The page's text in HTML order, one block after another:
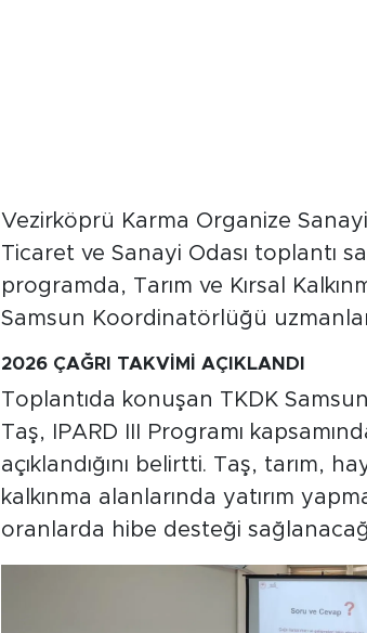
Vezirköprü Karma Organize
Ticaret ve Sanayi Odası toplantı
programda, Tarım ve Kırsal
Samsun Koordinatörlüğü
2026 ÇAĞRI TAKVİMİ AÇIKLANDI
Toplantıda konuşan TKDK
Taş, IPARD III Programı
açıklandığını belirtti. Taş, tarım,
kalkınma alanlarında yatırım
oranlarda hibe desteği